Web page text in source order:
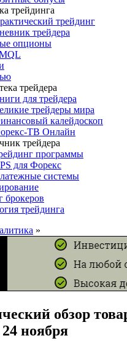
трейдинга
трейдинг
трейдера
опционы
трейдера
для трейдера
трейдеры мира
калейдоскоп
ТВ Онлайн
трейдера
программы
для Форекс
системы
брокеров
трейдинга
»
обзор
ноября